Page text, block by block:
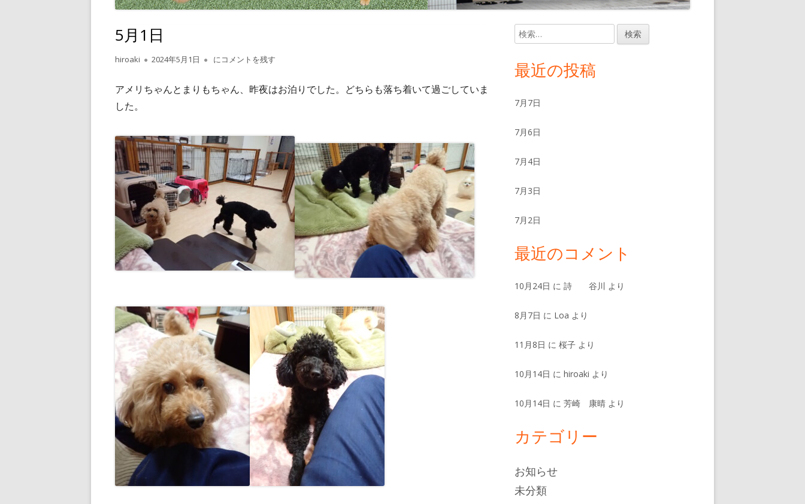
5月1日
作
者
hiroaki
公
日
2024年5月1日 5月1日
にコメントを残す
アメリちゃんとまりもちゃん、昨夜はお泊りでした。どちらも落ち着いて過ごしていま
した。
メ
イ
サ
イ
ド
バ
ー
検
索:
最近の投稿
7月7日
7月6日
7月4日
7月3日
7月2日
最近のコメント
10月24日 に詩 谷川 より
8月7日 に Loa より
11月8日 に桜子 より
10月14日 にhiroaki より
10月14日 に芳崎 康晴 より
カテゴリー
お知らせ
未分類